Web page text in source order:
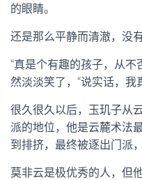
的眼睛。
还是那么平静而清澈，没
“真是个有趣的孩子，从
然淡淡笑了，“说实话，我
很久很久以后，玉玑子从
派的地位，他是云麓术法
到排挤，最终被逐出门派
莫非云是极优秀的人，但